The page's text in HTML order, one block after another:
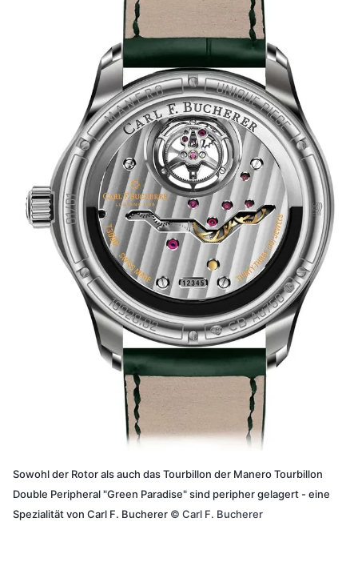
Sowohl der Rotor als auch das Tourbillon der Manero Tourbillon
Double Peripheral "Green Paradise" sind peripher gelagert - eine
Spezialität von Carl F. Bucherer © Carl F. Bucherer